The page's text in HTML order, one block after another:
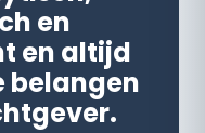
en
en altijd
belangen